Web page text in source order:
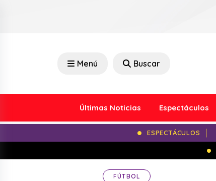
Menú Buscar
Últimas Noticias Espectáculos
ESPECTÁCULOS
FÚTBOL